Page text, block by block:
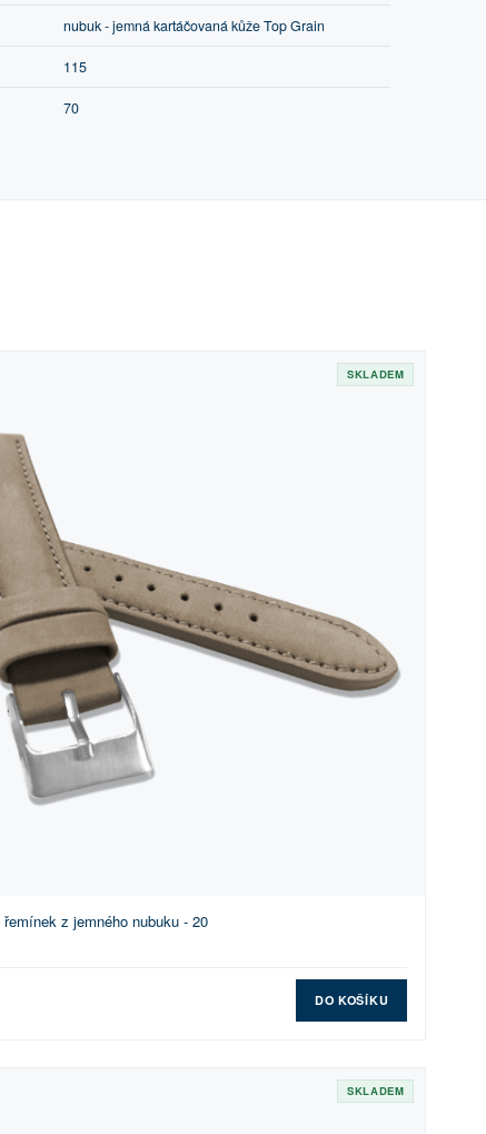
nubuk - jemná kartáčovaná kůže Top Grain
115
70
SKLADEM
z jemného nubuku - 20
DO KOŠÍKU
SKLADEM